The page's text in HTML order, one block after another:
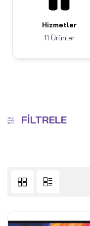
Hizmetler
11 Ürünler
FILTRELE